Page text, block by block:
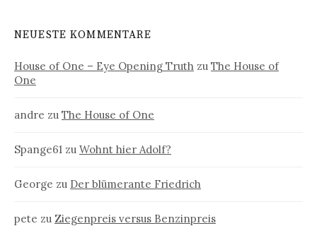
NEUESTE KOMMENTARE
House of One – Eye Opening Truth zu The House of
One
andre zu The House of One
Spange61 zu Wohnt hier Adolf?
George zu Der blümerante Friedrich
pete zu Ziegenpreis versus Benzinpreis